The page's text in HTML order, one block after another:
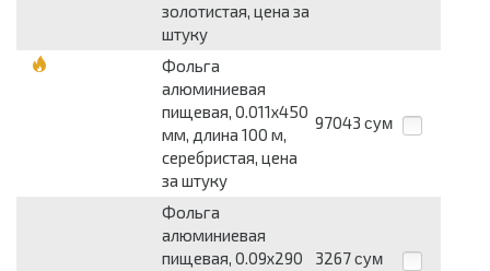
золотистая, цена за
штуку
Фольга
алюминиевая
пищевая, 0.011х450
мм, длина 100 м,
серебристая, цена
за штуку
97043 сум
Фольга
алюминиевая
пищевая, 0.09х290
3267 сум